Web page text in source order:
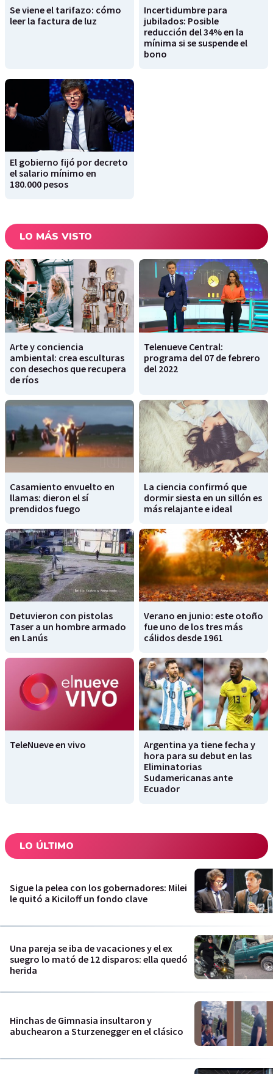
Se viene el tarifazo: cómo
leer la factura de luz
Incertidumbre para
jubilados: Posible
reducción del 34% en la
mínima si se suspende el
bono
El gobierno fijó por decreto
el salario mínimo en
180.000 pesos
LO MÁS VISTO
Arte y conciencia
ambiental: crea esculturas
con desechos que recupera
de ríos
Telenueve Central:
programa del 07 de febrero
del 2022
Casamiento envuelto en
llamas: dieron el sí
prendidos fuego
La ciencia confirmó que
dormir siesta en un sillón es
más relajante e ideal
Detuvieron con pistolas
Taser a un hombre armado
en Lanús
Verano en junio: este otoño
fue uno de los tres más
cálidos desde 1961
TeleNueve en vivo
Argentina ya tiene fecha y
hora para su debut en las
Eliminatorias
Sudamericanas ante
Ecuador
LO ÚLTIMO
Sigue la pelea con los gobernadores: Milei
le quitó a Kiciloff un fondo clave
Una pareja se iba de vacaciones y el ex
suegro lo mató de 12 disparos: ella quedó
herida
Hinchas de Gimnasia insultaron y
abuchearon a Sturzenegger en el clásico